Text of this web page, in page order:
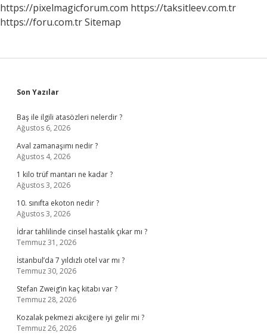
https://pixelmagicforum.com https://taksitleev.com.tr
https://foru.com.trSitemap
Sidebar
Son Yazılar
Baş ile ilgili atasözleri nelerdir ?
Ağustos 6, 2026
Aval zamanaşımı nedir ?
Ağustos 4, 2026
1 kilo trüf mantarı ne kadar ?
Ağustos 3, 2026
10. sınıfta ekoton nedir ?
Ağustos 3, 2026
İdrar tahlilinde cinsel hastalık çıkar mı ?
Temmuz 31, 2026
İstanbul’da 7 yıldızlı otel var mı ?
Temmuz 30, 2026
Stefan Zweig’in kaç kitabı var ?
Temmuz 28, 2026
Kozalak pekmezi akciğere iyi gelir mi ?
Temmuz 26, 2026